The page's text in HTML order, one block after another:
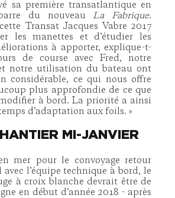
sa première transatlantique en
du nouveauLa Fabrique.
Transat Jacques Vabre 2017
les manettes et d’étudier les
à apporter, explique-t-
de course avec Fred, notre
notre utilisation du bateau ont
considérable, ce qui nous offre
plus approfondie de ce que
à bord. La priorité a ainsi
d’adaptation aux foils. »
MI-JANVIER
mer pour le convoyage retour
l’équipe technique à bord, le
à croix blanche devrait être de
en début d’année 2018 - après